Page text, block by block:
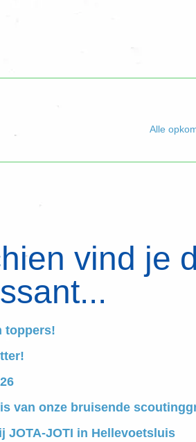
Alle
vind je
toppers!
van onze bruisende
JOTA-JOTI in Hellevoetsluis